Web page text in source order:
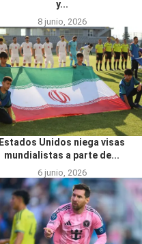
y...
8 junio, 2026
Estados Unidos niega visas
mundialistas a parte de...
6 junio, 2026